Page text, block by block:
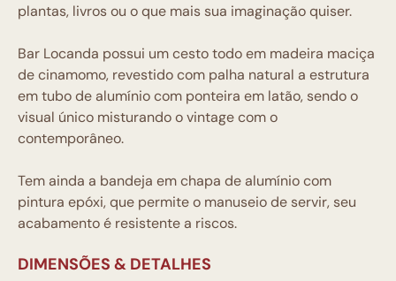
plantas, livros ou o que mais sua imaginação quiser.
Bar Locanda possui um cesto todo em madeira maciça
de cinamomo, revestido com palha natural a estrutura
em tubo de alumínio com ponteira em latão, sendo o
visual único misturando o vintage com o
contemporâneo.
Tem ainda a bandeja em chapa de alumínio com
pintura epóxi, que permite o manuseio de servir, seu
acabamento é resistente a riscos.
DIMENSÕES & DETALHES